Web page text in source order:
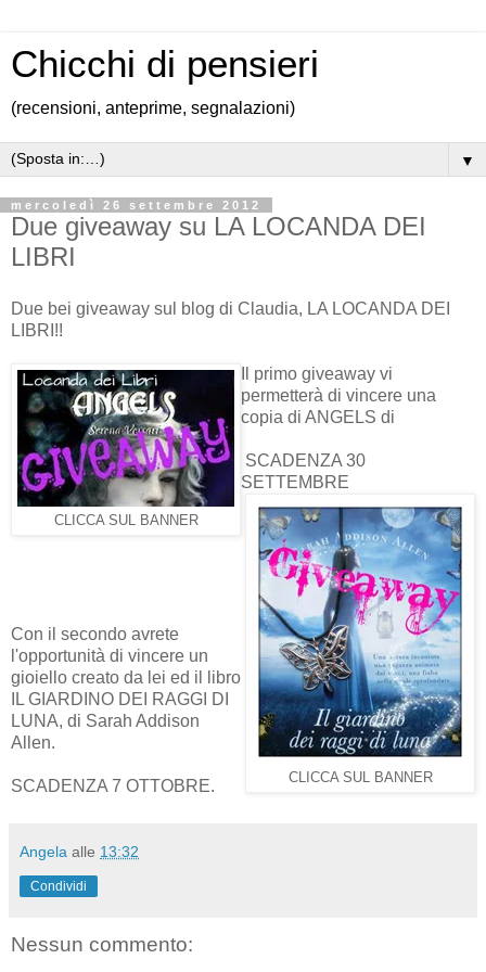
Chicchi di pensieri
(recensioni, anteprime, segnalazioni)
▼
mercoledì 26 settembre 2012
Due giveaway su LA LOCANDA DEI
LIBRI
Due bei giveaway sul blog di Claudia, LA LOCANDA DEI
LIBRI!!
CLICCA SUL BANNER
Il primo giveaway vi
permetterà di vincere una
copia di ANGELS di
SCADENZA 30
SETTEMBRE
CLICCA SUL BANNER
Con il secondo avrete
l'opportunità di vincere un
gioiello creato da lei ed il libro
IL GIARDINO DEI RAGGI DI
LUNA, di Sarah Addison
Allen.
SCADENZA 7 OTTOBRE.
Angela alle 13:32
Condividi
Nessun commento: